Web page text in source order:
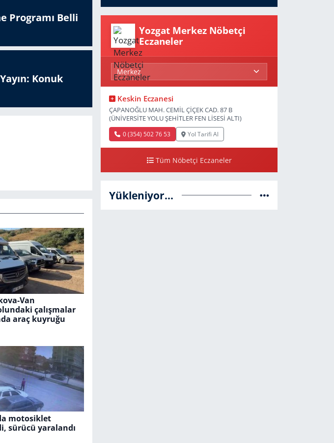
Programı Belli
Konuk
Van
çalışmalar
araç kuyruğu
motosiklet
sürücü yaralandı
Yozgat Merkez Nöbetçi
Eczaneler
Keskin Eczanesi
ÇAPANOĞLU MAH. CEMİL ÇİÇEK CAD. 87 B
(ÜNİVERSİTE YOLU ŞEHİTLER FEN LİSESİ ALTI)
0 (354) 502 76 53 Yol Tarifi Al
Tüm Nöbetçi Eczaneler
Yükleniyor...